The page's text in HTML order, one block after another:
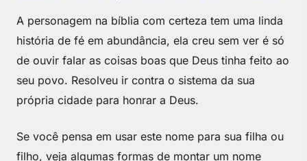
A personagem na bíblia com certeza tem uma linda
história de fé em abundância, ela creu sem ver é só
de ouvir falar as coisas boas que Deus tinha feito ao
seu povo. Resolveu ir contra o sistema da sua
própria cidade para honrar a Deus.
Se você pensa em usar este nome para sua filha ou
filho, veja algumas formas de montar um nome